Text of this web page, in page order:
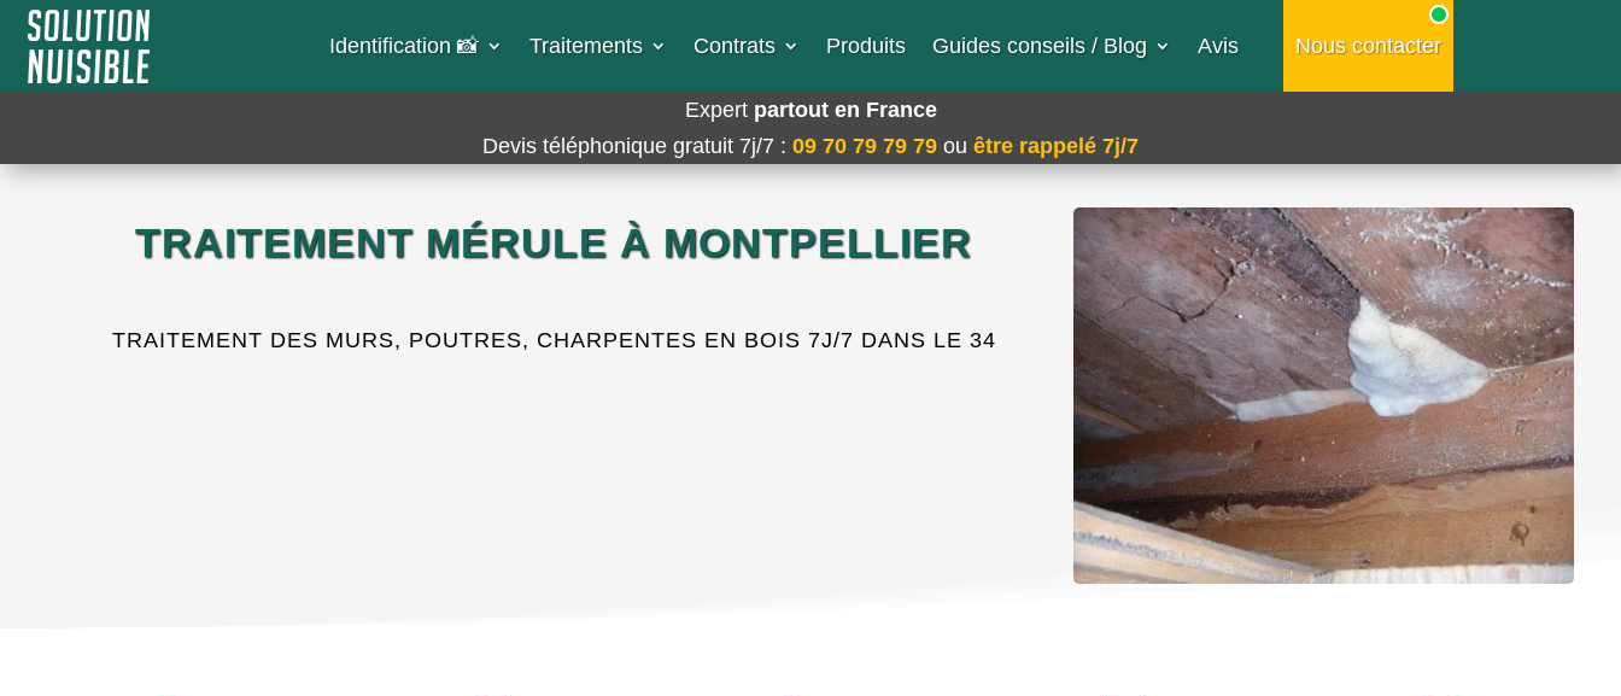
Identification 📸​ Traitements Contrats Produits Guides conseils / Blog Avis Nous contacter
Expert partout en France
Devis téléphonique gratuit 7j/7 : 09 70 79 79 79 ou être rappelé 7j/7
TRAITEMENT MÉRULE À MONTPELLIER
TRAITEMENT DES MURS, POUTRES, CHARPENTES EN BOIS 7J/7 DANS LE 34